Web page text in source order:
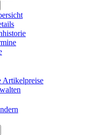
Artikelpreise